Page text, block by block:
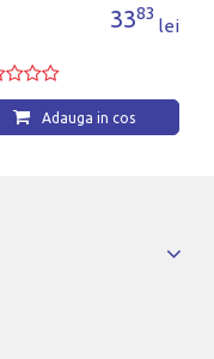
3383
lei
Adauga in cos